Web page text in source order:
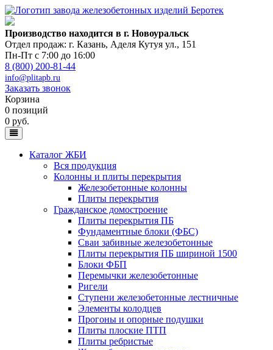
Производство находится в г. Новоуральск
Отдел продаж: г. Казань, Аделя Кутуя ул., 151
Пн-Пт с 7:00 до 16:00
8 (800) 200-81-44
info@plitapb.ru
Заказать звонок
Корзина
0 позиций
0 руб.
Каталог ЖБИ
Вся продукция
Колонны и плиты перекрытия
Железобетонные колонны
Плиты перекрытия
Гражданское домостроение
Плиты перекрытия ПБ
Фундаментные блоки (ФБС)
Сваи забивные железобетонные
Плиты перекрытия ПБ шириной 1500
Блоки ФБП
Перемычки железобетонные
Ригели
Ступени железобетонные лестничные
Элементы колодцев
Прогоны и опорные подушки
Плиты плоские ПТП
Плиты ребристые